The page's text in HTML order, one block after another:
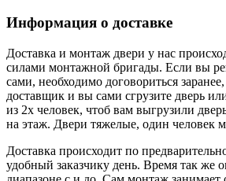
Информация о доставке
Доставка и монтаж двери у нас
силами монтажной бригады. Если вы
сами, необходимо договориться
доставщик и вы сами сгрузите дверь
из 2х человек, чтоб вам выгрузили
на этаж. Двери тяжелые, один человек
Доставка происходит по
удобный заказчику день. Время так же